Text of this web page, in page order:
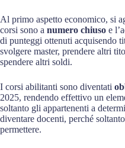
Al primo aspetto economico, si
corsi sono a numero chiuso e
di punteggi ottenuti acquisendo
svolgere master, prendere altri
spendere altri soldi.
I corsi abilitanti sono diventati
2025, rendendo effettivo un
soltanto gli appartenenti a
diventare docenti, perché
permettere.